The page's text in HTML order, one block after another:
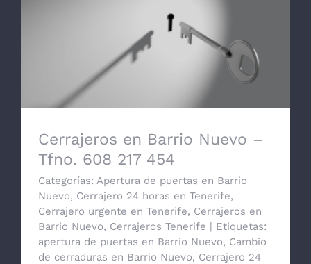
Cerrajeros en Barrio Nuevo – Tfno. 608
Cerrajeros en Barrio Nuevo –
Tfno. 608 217 454
Categorías: Apertura de puertas en Barrio
Nuevo, Cerrajero 24 horas en Tenerife,
Cerrajero urgente en Tenerife, Cerrajeros en
Barrio Nuevo, Cerrajeros Tenerife | Etiquetas:
apertura de puertas en Barrio Nuevo, Cambio
de cerraduras en Barrio Nuevo, Cerrajero 24